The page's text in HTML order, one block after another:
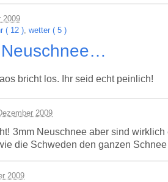
2009
( 12 ), wetter ( 5 )
bricht los. Ihr seid echt peinlich!
2009
3mm Neuschnee aber sind
die Schweden den ganzen
2009